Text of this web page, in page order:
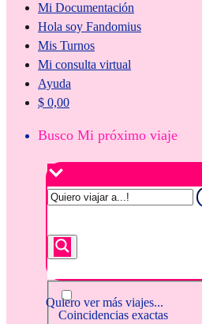
Mi Documentación
Hola soy Fandomius
Mis Turnos
Mi consulta virtual
Ayuda
$ 0,00
Busco Mi próximo viaje
Quiero ver más viajes...
Coincidencias exactas